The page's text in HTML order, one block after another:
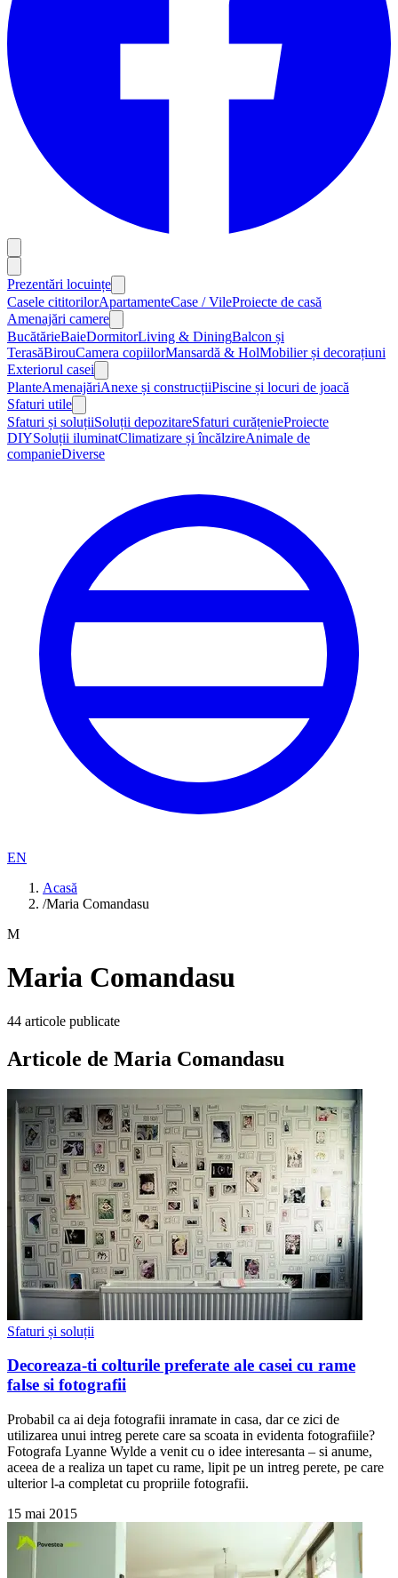
Prezentări locuințe
Casele cititorilorApartamenteCase / VileProiecte de casă
Amenajări camere
BucătărieBaieDormitorLiving & DiningBalcon și
TerasăBirouCamera copiilorMansardă & HolMobilier și decorațiuni
Exteriorul casei
PlanteAmenajăriAnexe și construcțiiPiscine și locuri de joacă
Sfaturi utile
Sfaturi și soluțiiSoluții depozitareSfaturi curățenieProiecte
DIYSoluții iluminatClimatizare și încălzireAnimale de
companieDiverse
EN
Acasă
/Maria Comandasu
M
Maria Comandasu
44 articole publicate
Articole de Maria Comandasu
Sfaturi și soluții
Decoreaza-ti colturile preferate ale casei cu rame
false si fotografii
Probabil ca ai deja fotografii inramate in casa, dar ce zici de
utilizarea unui intreg perete care sa scoata in evidenta fotografiile?
Fotografa Lyanne Wylde a venit cu o idee interesanta – si anume,
aceea de a realiza un tapet cu rame, lipit pe un intreg perete, pe care
ulterior l-a completat cu propriile fotografii.
15 mai 2015